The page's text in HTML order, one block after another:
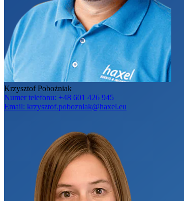
Krzysztof Pobożniak
Numer telefonu: +48 601 426 945
Email: krzysztof.pobozniak@haxel.eu